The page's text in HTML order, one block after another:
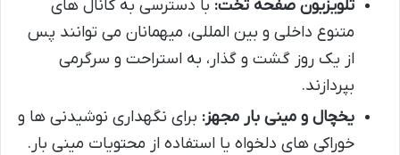
تلویزیون صفحه تخت: با دسترسی به کانال های
متنوع داخلی و بین المللی، میهمانان می توانند پس
از یک روز گشت و گذار، به استراحت و سرگرمی
بپردازند.
یخچال و مینی بار مجهز: برای نگهداری نوشیدنی ها و
خوراکی های دلخواه یا استفاده از محتویات مینی بار.